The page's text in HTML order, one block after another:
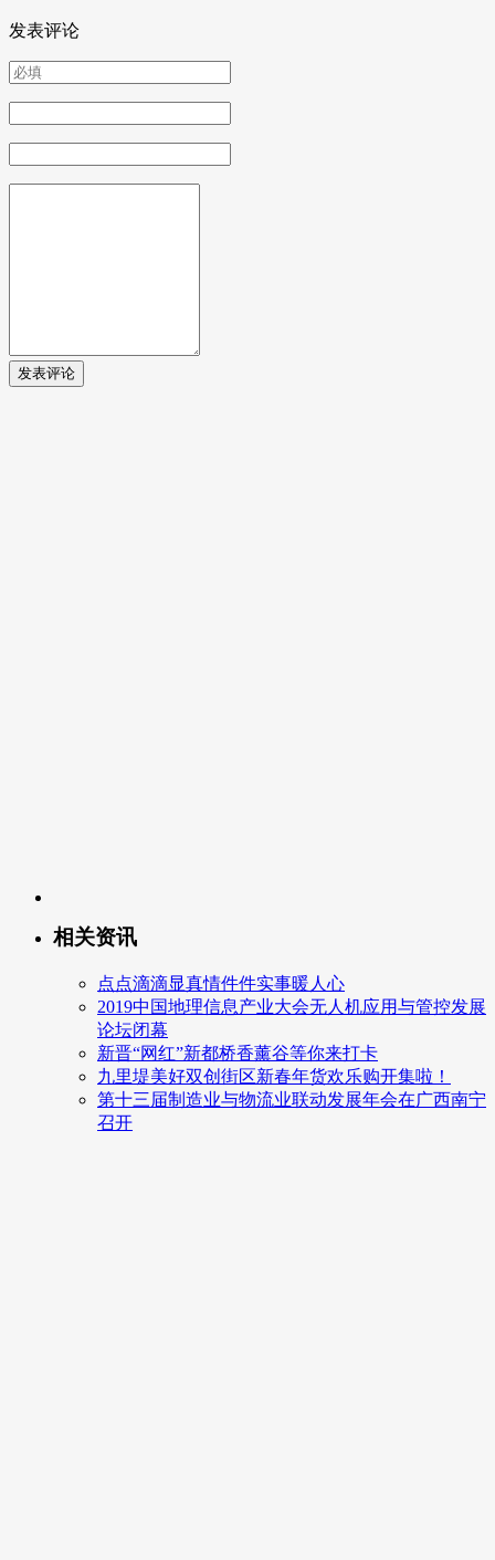
发表评论
相关资讯
点点滴滴显真情件件实事暖人心
2019中国地理信息产业大会无人机应用与管控发展
论坛闭幕
新晋“网红”新都桥香薰谷等你来打卡
九里堤美好双创街区新春年货欢乐购开集啦！
第十三届制造业与物流业联动发展年会在广西南宁
召开